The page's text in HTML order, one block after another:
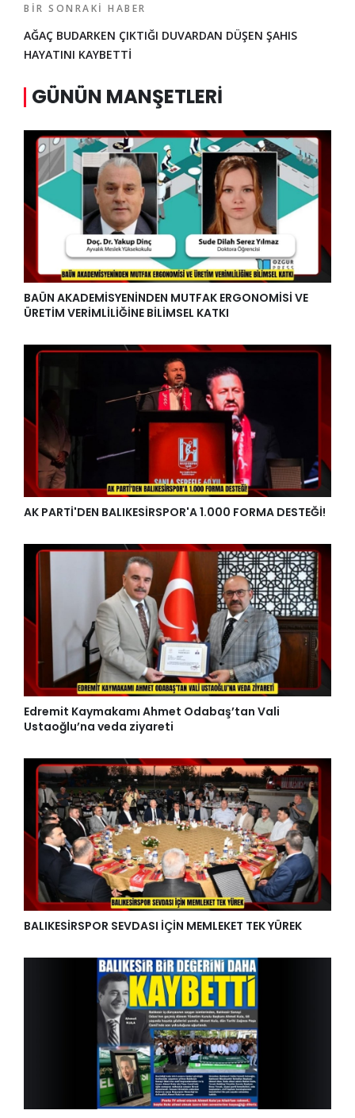
BIR SONRAKI HABER
AĞAÇ BUDARKEN ÇIKTIĞI DUVARDAN DÜŞEN ŞAHIS
HAYATINI KAYBETTİ
GÜNÜN MANŞETLERI
BAÜN AKADEMİSYENİNDEN MUTFAK ERGONOMİSİ VE
ÜRETİM VERİMLİLİĞİNE BİLİMSEL KATKI
AK PARTİ'DEN BALIKESİRSPOR'A 1.000 FORMA DESTEĞİ!
Edremit Kaymakamı Ahmet Odabaş’tan Vali
Ustaoğlu’na veda ziyareti
BALIKESİRSPOR SEVDASI İÇİN MEMLEKET TEK YÜREK